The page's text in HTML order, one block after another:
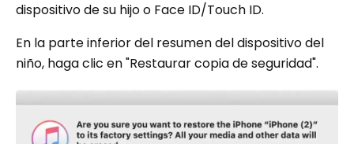
dispositivo de su hijo o Face ID/Touch ID.
En la parte inferior del resumen del dispositivo del
niño, haga clic en "Restaurar copia de seguridad".